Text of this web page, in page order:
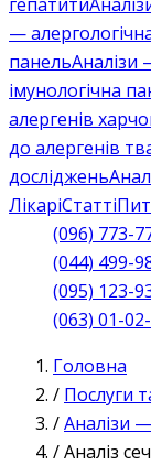
—
панельАналізи
імунологічна
алергенів
до алергенів
досліджень
ЛікаріСтатті
(096) 773-
(044) 499-
(095) 123-
(063) 01-
Головна
/ Послуги
/Аналізи
/Аналіз